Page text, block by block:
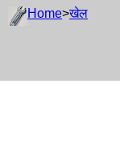
Home>खेल